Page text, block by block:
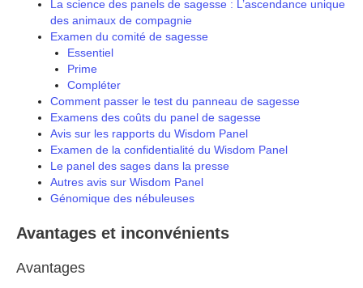
La science des panels de sagesse : L’ascendance unique
des animaux de compagnie
Examen du comité de sagesse
Essentiel
Prime
Compléter
Comment passer le test du panneau de sagesse
Examens des coûts du panel de sagesse
Avis sur les rapports du Wisdom Panel
Examen de la confidentialité du Wisdom Panel
Le panel des sages dans la presse
Autres avis sur Wisdom Panel
Génomique des nébuleuses
Avantages et inconvénients
Avantages